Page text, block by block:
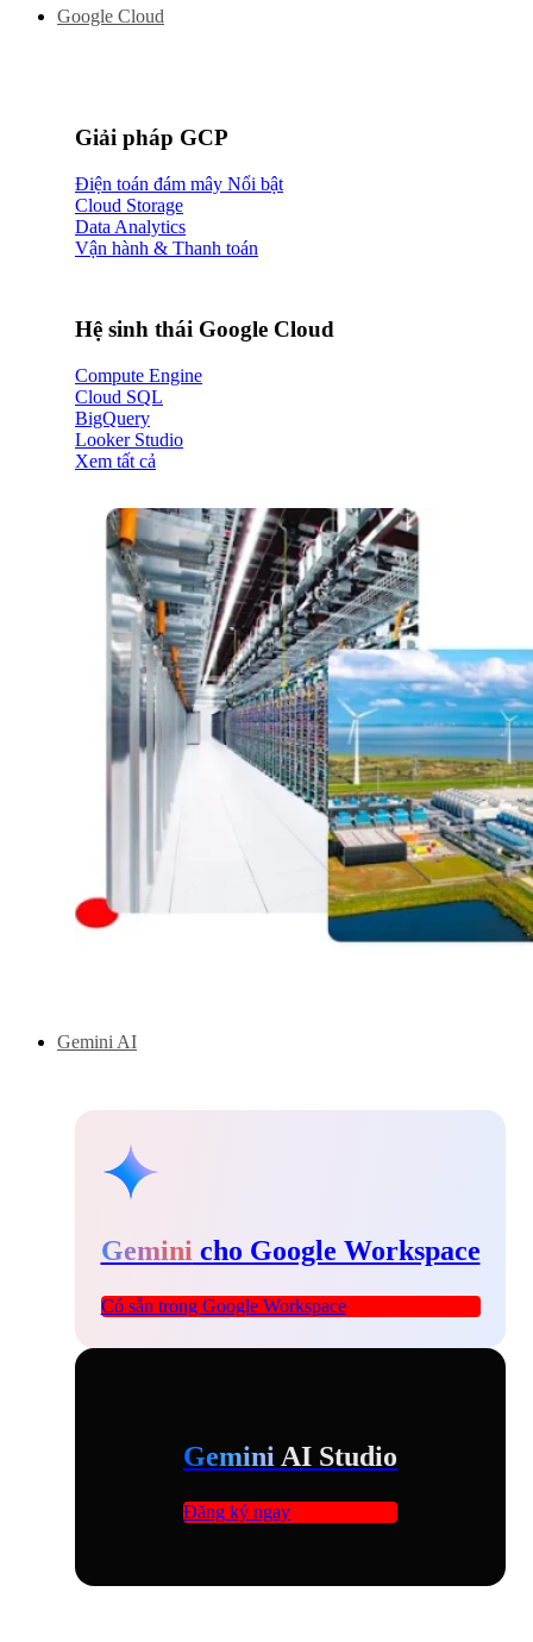
Google Cloud
Giải pháp GCP
Điện toán đám mây
Cloud Storage
Data Analytics
Vận hành & Thanh toán
Hệ sinh thái Google Cloud
Compute Engine
Cloud SQL
BigQuery
Looker Studio
Xem tất cả
Gemini AI
Gemini cho Google Workspace
Có sẵn trong Google Workspace
Gemini AI Studio
Đăng ký ngay